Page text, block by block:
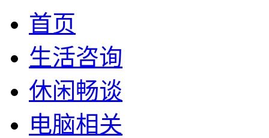
首页
生活咨询
休闲畅谈
电脑相关